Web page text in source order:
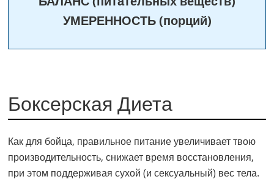
УМЕРЕННОСТЬ (порций)
Боксерская Диета
Как для бойца, правильное питание увеличивает твою
производительность, снижает время восстановления,
при этом поддерживая сухой (и сексуальный) вес тела.